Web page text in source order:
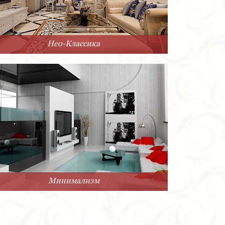
Нео-Классика
Минимализм